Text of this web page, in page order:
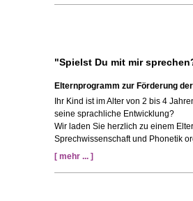
"Spielst Du mit mir
Elternprogramm zur Förderung
Ihr Kind ist im Alter von 2 bis 4
seine sprachliche Entwicklung?
Wir laden Sie herzlich zu einem
Sprechwissenschaft und Phonetik
[ mehr ... ]